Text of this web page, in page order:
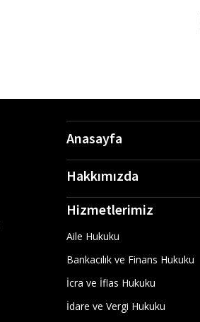
Anasayfa
Hakkımızda
Hizmetlerimiz
Aile Hukuku
Bankacılık ve Finans Hukuku
İcra ve İflas Hukuku
İdare ve Vergi Hukuku